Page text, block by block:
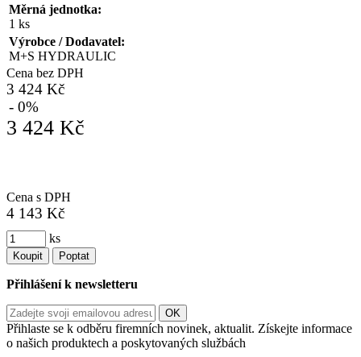
Měrná jednotka:
1 ks
Výrobce / Dodavatel:
M+S HYDRAULIC
Cena bez DPH
3 424 Kč
- 0%
3 424 Kč
Cena s DPH
4 143 Kč
ks
Koupit Poptat
Přihlášení k newsletteru
Přihlaste se k odběru firemních novinek, aktualit. Získejte informace
o našich produktech a poskytovaných službách